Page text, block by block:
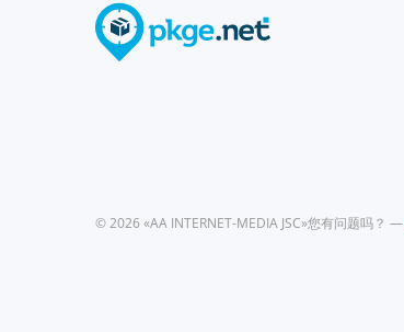
© 2026 «AA INTERNET-MEDIA JSC»您有问题吗？ —